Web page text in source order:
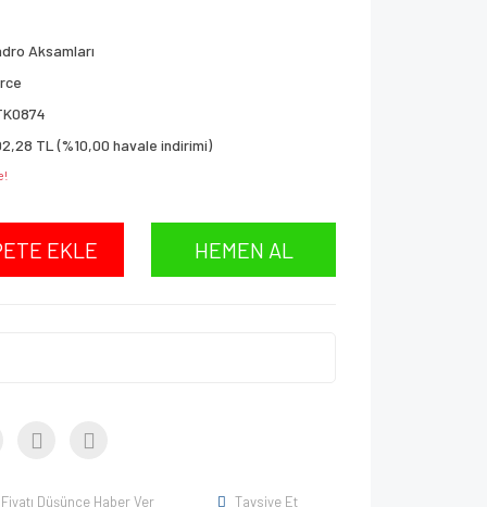
Aksamları
TL (%10,00 havale indirimi)
EKLE HEMEN AL
Fiyatı Düşünce Haber Ver Tavsiye Et